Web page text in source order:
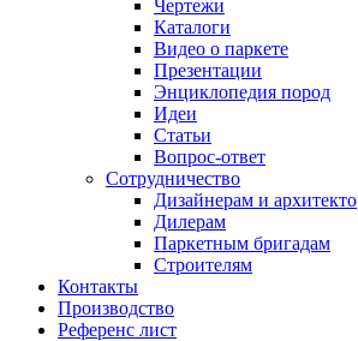
Чертежи
Каталоги
Видео о паркете
Презентации
Энциклопедия пород
Идеи
Статьи
Вопрос-ответ
Сотрудничество
Дизайнерам и
Дилерам
Паркетным бригадам
Строителям
Контакты
Производство
Референс лист